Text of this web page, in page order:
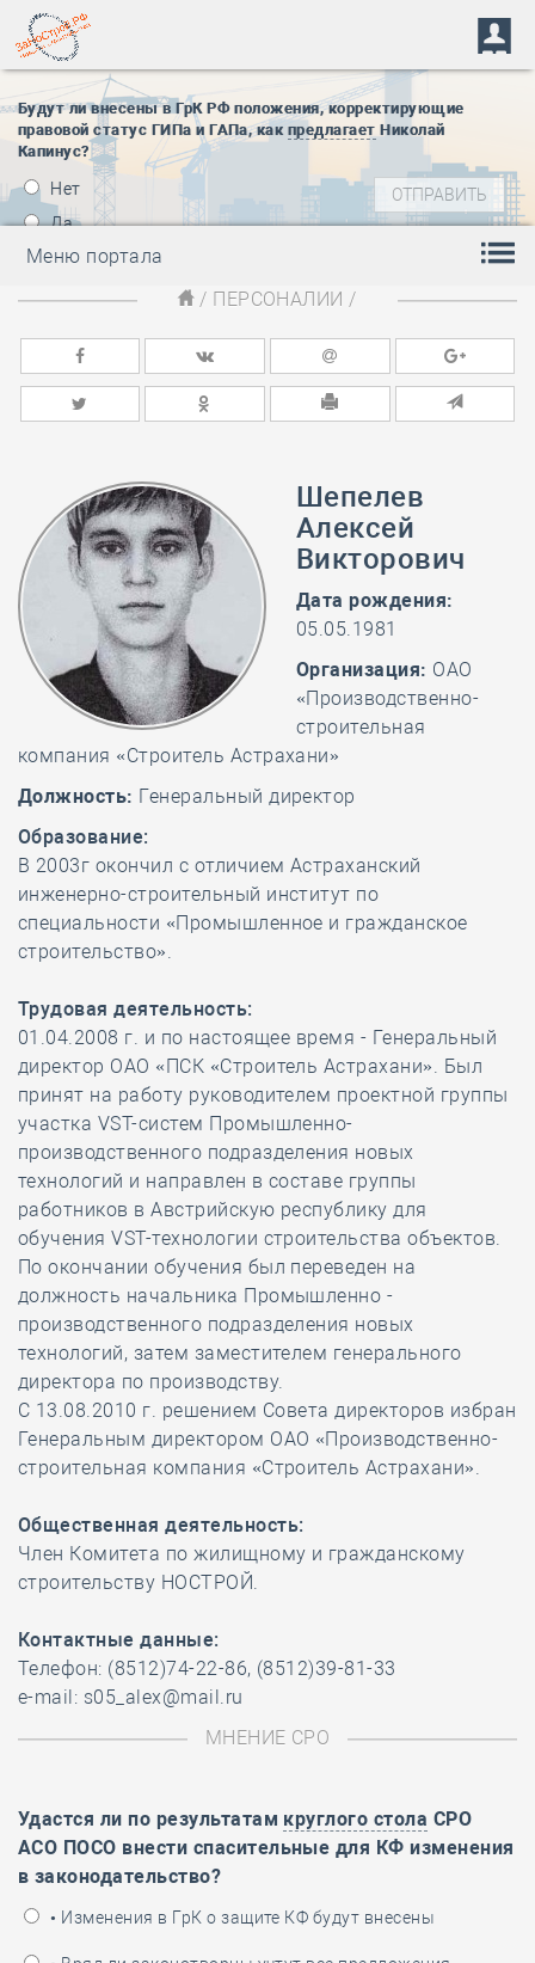
Будут ли внесены в ГрК РФ положения, корректирующие
правовой статус ГИПа и ГАПа, как предлагает Николай
Капинус?
Нет
Да
Меню портала
/ ПЕРСОНАЛИИ /
Шепелев
Алексей
Викторович
Дата рождения:
05.05.1981
Организация: ОАО
«Производственно-
строительная
компания «Строитель Астрахани»
Должность: Генеральный директор
Образование:
В 2003г окончил с отличием Астраханский
инженерно-строительный институт по
специальности «Промышленное и гражданское
строительство».
Трудовая деятельность:
01.04.2008 г. и по настоящее время - Генеральный
директор ОАО «ПСК «Строитель Астрахани». Был
принят на работу руководителем проектной группы
участка VST-систем Промышленно-
производственного подразделения новых
технологий и направлен в составе группы
работников в Австрийскую республику для
обучения VST-технологии строительства объектов.
По окончании обучения был переведен на
должность начальника Промышленно -
производственного подразделения новых
технологий, затем заместителем генерального
директора по производству.
С 13.08.2010 г. решением Совета директоров избран
Генеральным директором ОАО «Производственно-
строительная компания «Строитель Астрахани».
Общественная деятельность:
Член Комитета по жилищному и гражданскому
строительству НОСТРОЙ.
Контактные данные:
Телефон: (8512)74-22-86, (8512)39-81-33
e-mail: s05_alex@mail.ru
МНЕНИЕ СРО
Удастся ли по результатам круглого стола СРО
АСО ПОСО внести спасительные для КФ изменения
в законодательство?
• Изменения в ГрК о защите КФ будут внесены